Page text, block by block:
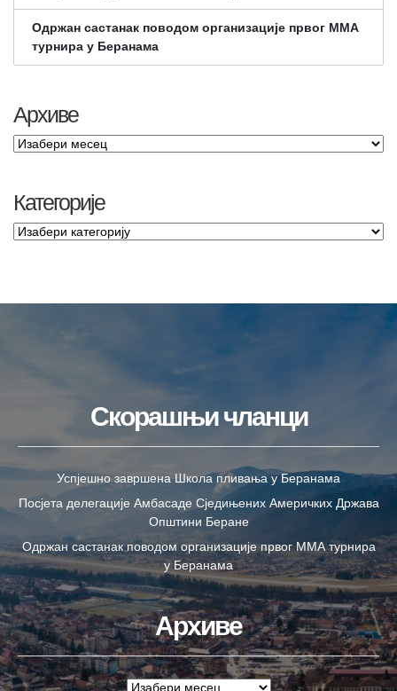
Одржан састанак поводом организације првог ММА
турнира у Беранама
Архиве
Категорије
Скорашњи чланци
Успјешно завршена Школа пливања у Беранама
Посјета делегације Амбасаде Сједињених Америчких Држава
Општини Беране
Одржан састанак поводом организације првог ММА турнира
у Беранама
Архиве